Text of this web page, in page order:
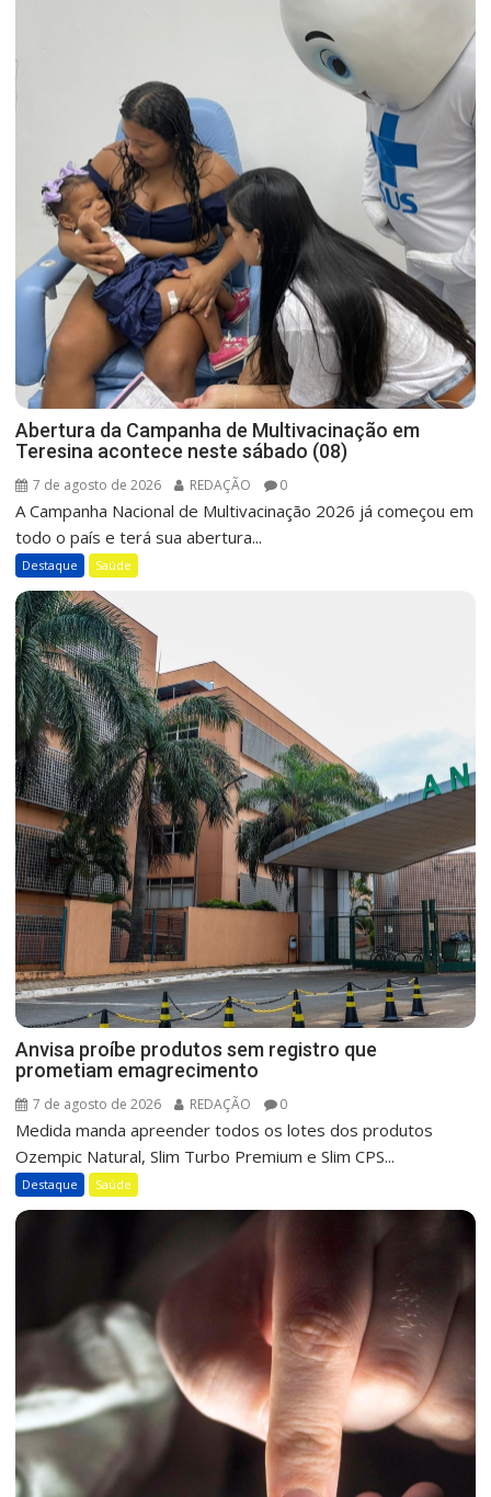
Abertura da Campanha de Multivacinação em
Teresina acontece neste sábado (08)
7 de agosto de 2026 REDAÇÃO 0
A Campanha Nacional de Multivacinação 2026 já começou em
todo o país e terá sua abertura...
Destaque Saúde
Anvisa proíbe produtos sem registro que
prometiam emagrecimento
7 de agosto de 2026 REDAÇÃO 0
Medida manda apreender todos os lotes dos produtos
Ozempic Natural, Slim Turbo Premium e Slim CPS...
Destaque Saúde